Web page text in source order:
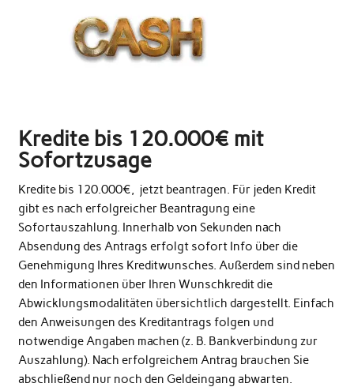
Kredite bis 120.000€ mit
Sofortzusage
Kredite bis 120.000€, jetzt beantragen. Für jeden Kredit
gibt es nach erfolgreicher Beantragung eine
Sofortauszahlung. Innerhalb von Sekunden nach
Absendung des Antrags erfolgt sofort Info über die
Genehmigung Ihres Kreditwunsches. Außerdem sind neben
den Informationen über Ihren Wunschkredit die
Abwicklungsmodalitäten übersichtlich dargestellt. Einfach
den Anweisungen des Kreditantrags folgen und
notwendige Angaben machen (z. B. Bankverbindung zur
Auszahlung). Nach erfolgreichem Antrag brauchen Sie
abschließend nur noch den Geldeingang abwarten.